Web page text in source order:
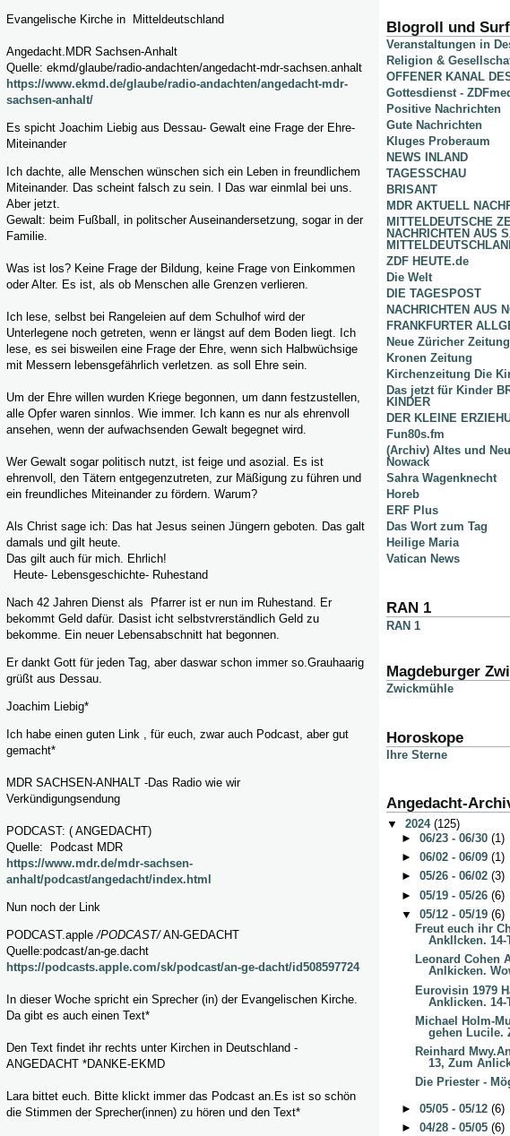
Evangelische Kirche in Mitteldeutschland
Angedacht.MDR Sachsen-Anhalt
Quelle: ekmd/glaube/radio-andachten/angedacht-mdr-sachsen.anhalt
https://www.ekmd.de/glaube/radio-andachten/angedacht-mdr-
sachsen-anhalt/
Es spicht Joachim Liebig aus Dessau- Gewalt eine Frage der Ehre-
Miteinander
Ich dachte, alle Menschen wünschen sich ein Leben in freundlichem
Miteinander. Das scheint falsch zu sein. I Das war einmlal bei uns.
Aber jetzt.
Gewalt: beim Fußball, in politscher Auseinandersetzung, sogar in der
Familie.
Was ist los? Keine Frage der Bildung, keine Frage von Einkommen
oder Alter. Es ist, als ob Menschen alle Grenzen verlieren.
Ich lese, selbst bei Rangeleien auf dem Schulhof wird der
Unterlegene noch getreten, wenn er längst auf dem Boden liegt. Ich
lese, es sei bisweilen eine Frage der Ehre, wenn sich Halbwüchsige
mit Messern lebensgefährlich verletzen. as soll Ehre sein.
Um der Ehre willen wurden Kriege begonnen, um dann festzustellen,
alle Opfer waren sinnlos. Wie immer. Ich kann es nur als ehrenvoll
ansehen, wenn der aufwachsenden Gewalt begegnet wird.
Wer Gewalt sogar politisch nutzt, ist feige und asozial. Es ist
ehrenvoll, den Tätern entgegenzutreten, zur Mäßigung zu führen und
ein freundliches Miteinander zu fördern. Warum?
Als Christ sage ich: Das hat Jesus seinen Jüngern geboten. Das galt
damals und gilt heute.
Das gilt auch für mich. Ehrlich!
Heute- Lebensgeschichte- Ruhestand
Nach 42 Jahren Dienst als Pfarrer ist er nun im Ruhestand. Er
bekommt Geld dafür. Dasist icht selbstvrerständlich Geld zu
bekomme. Ein neuer Lebensabschnitt hat begonnen.
Er dankt Gott für jeden Tag, aber daswar schon immer so.Grauhaarig
grüßt aus Dessau.
Joachim Liebig*
Ich habe einen guten Link , für euch, zwar auch Podcast, aber gut
gemacht*
MDR SACHSEN-ANHALT -Das Radio wie wir
Verkündigungsendung
PODCAST: ( ANGEDACHT)
Quelle: Podcast MDR
https://www.mdr.de/mdr-sachsen-
anhalt/podcast/angedacht/index.html
Nun noch der Link
PODCAST.apple/PODCAST/AN-GEDACHT
Quelle:podcast/an-ge.dacht
https://podcasts.apple.com/sk/podcast/an-ge-dacht/id508597724
In dieser Woche spricht ein Sprecher (in) der Evangelischen Kirche.
Da gibt es auch einen Text*
Den Text findet ihr rechts unter Kirchen in Deutschland -
ANGEDACHT *DANKE-EKMD
Lara bittet euch. Bitte klickt immer das Podcast an.Es ist so schön
die Stimmen der Sprecher(innen) zu hören und den Text*
Blogroll und
Veranstaltungen in
Religion &
OFFENER KANAL
Gottesdienst -
Positive Nachrichten
Gute Nachrichten
Kluges Proberaum
NEWS INLAND
TAGESSCHAU
BRISANT
MDR AKTUELL
MITTELDEUTSCHE
NACHRICHTEN AUS
ZDF HEUTE.de
Die Welt
DIE TAGESPOST
NACHRICHTEN AUS
FRANKFURTER
Neue Züricher Zeitung
Kronen Zeitung
Kirchenzeitung Die
Das jetzt für Kinder
KINDER
DER KLEINE
Fun80s.fm
(Archiv) Altes und
Nowack
Sahra Wagenknecht
Horeb
ERF Plus
Das Wort zum Tag
Heilige Maria
Vatican News
RAN 1
RAN 1
Magdeburger
Zwickmühle
Horoskope
Ihre Sterne
Angedacht-
▼ 2024 (125)
► 06/23 - 06/30 (1)
► 06/02 - 06/09 (1)
► 05/26 - 06/02 (3)
► 05/19 - 05/26 (6)
▼ 05/12 - 05/19 (6)
Freut euch ihr
Ankllcken. 14-
Leonard Cohen
Anlkicken.
Eurovisin 1979
Anklicken. 14-
Michael Holm-
gehen Lucile.
Reinhard
13, Zum
Die Priester -
► 05/05 - 05/12 (6)
► 04/28 - 05/05 (6)